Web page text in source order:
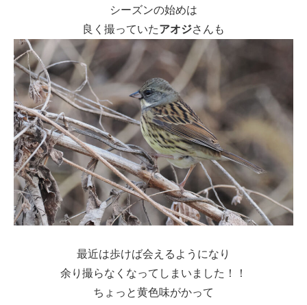
シーズンの始めは
良く撮っていたアオジさんも
最近は歩けば会えるようになり
余り撮らなくなってしまいました！！
ちょっと黄色味がかって